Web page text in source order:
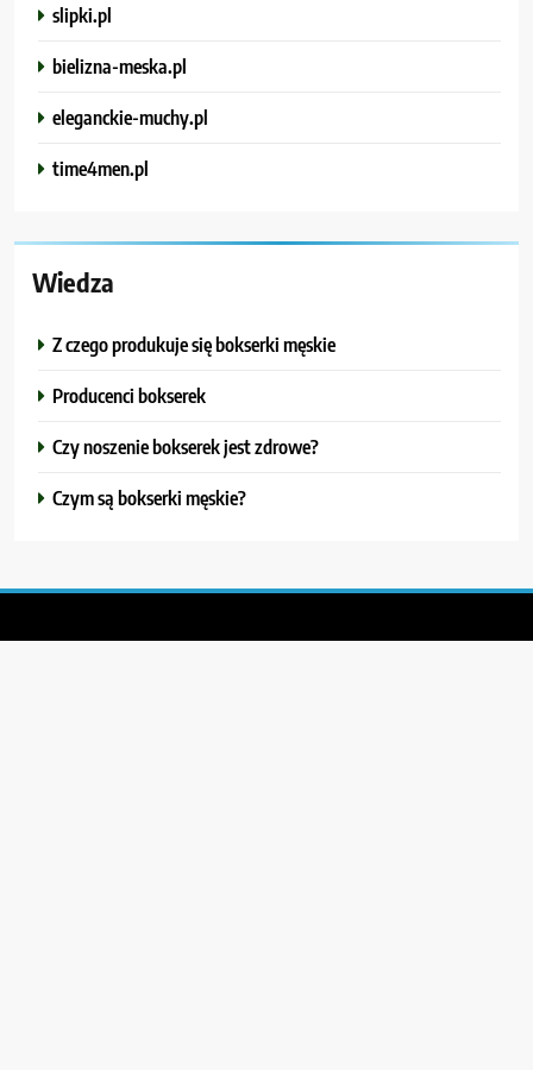
slipki.pl
bielizna-meska.pl
eleganckie-muchy.pl
time4men.pl
Wiedza
Z czego produkuje się bokserki męskie
Producenci bokserek
Czy noszenie bokserek jest zdrowe?
Czym są bokserki męskie?